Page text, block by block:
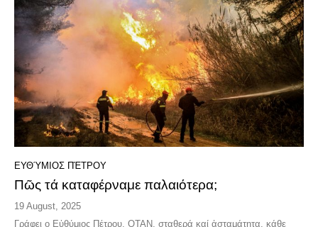
ΕΥΘΎΜΙΟΣ ΠΈΤΡΟΥ
Πῶς τά καταφέρναμε παλαιότερα;
19 August, 2025
Γράφει ο Εὑθύμιος Πέτρου. ΟΤΑΝ, σταθερά καί ἀσταμάτητα, κάθε